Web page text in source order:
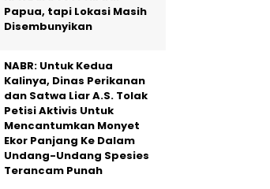
Papua, tapi Lokasi Masih
Disembunyikan
NABR: Untuk Kedua
Kalinya, Dinas Perikanan
dan Satwa Liar A.S. Tolak
Petisi Aktivis Untuk
Mencantumkan Monyet
Ekor Panjang Ke Dalam
Undang-Undang Spesies
Terancam Punah